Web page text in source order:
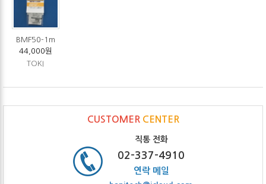
BMF50-1m
44,000원
TOKI
CUSTOMER CENTER
직통 전화
02-337-4910
연락 메일